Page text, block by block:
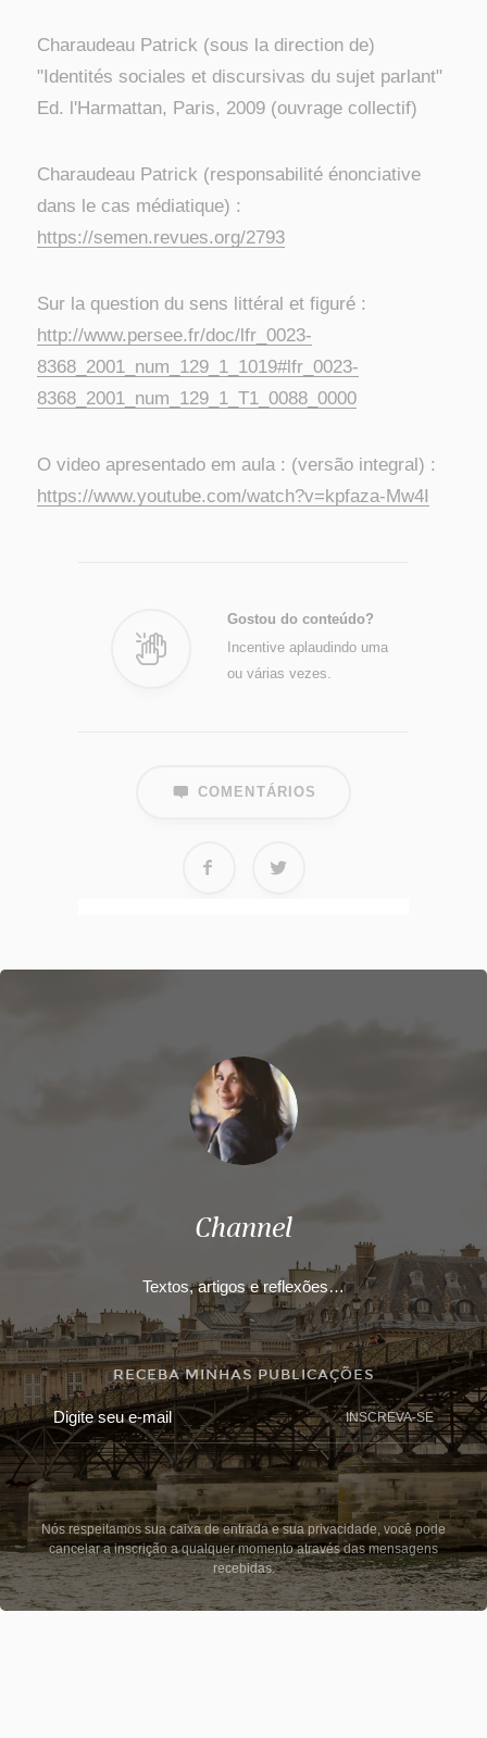
Charaudeau Patrick (sous la direction de)
"Identités sociales et discursivas du sujet parlant"
Ed. l'Harmattan, Paris, 2009 (ouvrage collectif)
Charaudeau Patrick (responsabilité énonciative
dans le cas médiatique) :
https://semen.revues.org/2793
Sur la question du sens littéral et figuré :
http://www.persee.fr/doc/lfr_0023-
8368_2001_num_129_1_1019#lfr_0023-
8368_2001_num_129_1_T1_0088_0000
O video apresentado em aula : (versão integral) :
https://www.youtube.com/watch?v=kpfaza-Mw4I
Gostou do conteúdo?
Incentive aplaudindo uma
ou várias vezes.
COMENTÁRIOS
Channel
Textos, artigos e reflexões…
RECEBA MINHAS PUBLICAÇÕES
INSCREVA-SE
Nós respeitamos sua caixa de entrada e sua privacidade, você pode
cancelar a inscrição a qualquer momento através das mensagens
recebidas.